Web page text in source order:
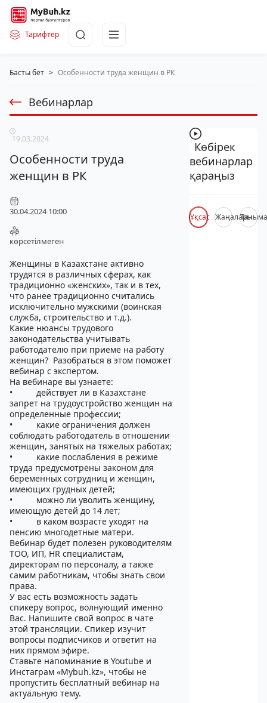
Тарифтер
Басты бет > Особенности труда женщин в РК
Вебинарлар
19.03.2024
Особенности труда
женщин в РК
30.04.2024 10:00
көрсетілмеген
Женщины в Казахстане активно
трудятся в различных сферах, как
традиционно «женских», так и в тех,
что ранее традиционно считались
исключительно мужскими (воинская
служба, строительство и т.д.).
Какие нюансы трудового
законодательства учитывать
работодателю при приеме на работу
женщин? Разобраться в этом поможет
вебинар с экспертом.
На вебинаре вы узнаете:
• действует ли в Казахстане
запрет на трудоустройство женщин на
определенные профессии;
• какие ограничения должен
соблюдать работодатель в отношении
женщин, занятых на тяжелых работах;
• какие послабления в режиме
труда предусмотрены законом для
беременных сотрудниц и женщин,
имеющих грудных детей;
• можно ли уволить женщину,
имеющую детей до 14 лет;
• в каком возрасте уходят на
пенсию многодетные матери.
Вебинар будет полезен руководителям
ТОО, ИП, HR специалистам,
директорам по персоналу, а также
самим работникам, чтобы знать свои
права.
У вас есть возможность задать
спикеру вопрос, волнующий именно
Вас. Напишите свой вопрос в чате
этой трансляции. Спикер изучит
вопросы подписчиков и ответит на
них прямом эфире.
Ставьте напоминание в Youtube и
Инстаграм «Mybuh.kz», чтобы не
пропустить бесплатный вебинар на
актуальную тему.
Көбірек
вебинарлар
қараңыз
Ұқсас Жаңалары